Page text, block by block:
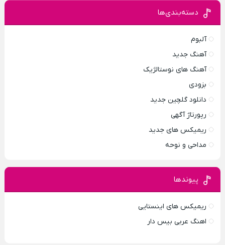
دسته‌بندی‌ها
آلبوم
آهنگ جدید
آهنگ های نوستالژیک
بزودی
دانلود گلچین جدید
رپورتاژ آگهی
ریمیکس های جدید
مداحی و نوحه
پیوندها
ریمیکس های اینستایی
اهنگ عربی بیس دار